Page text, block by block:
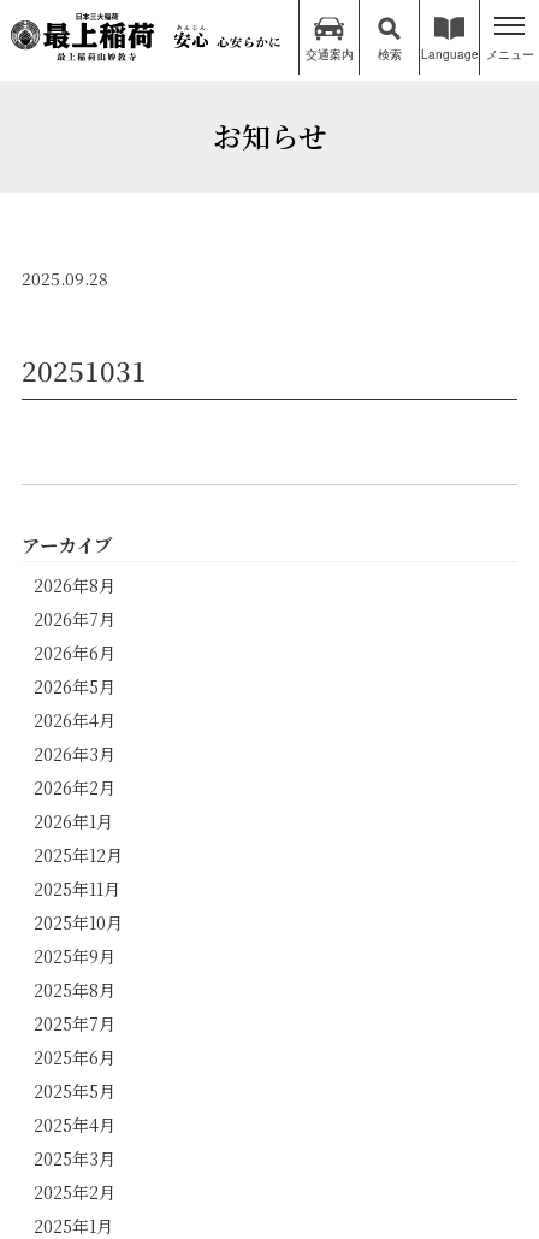
交通案内 検索 Language メニュー
お知らせ
2025.09.28
20251031
アーカイブ
2026年8月
2026年7月
2026年6月
2026年5月
2026年4月
2026年3月
2026年2月
2026年1月
2025年12月
2025年11月
2025年10月
2025年9月
2025年8月
2025年7月
2025年6月
2025年5月
2025年4月
2025年3月
2025年2月
2025年1月